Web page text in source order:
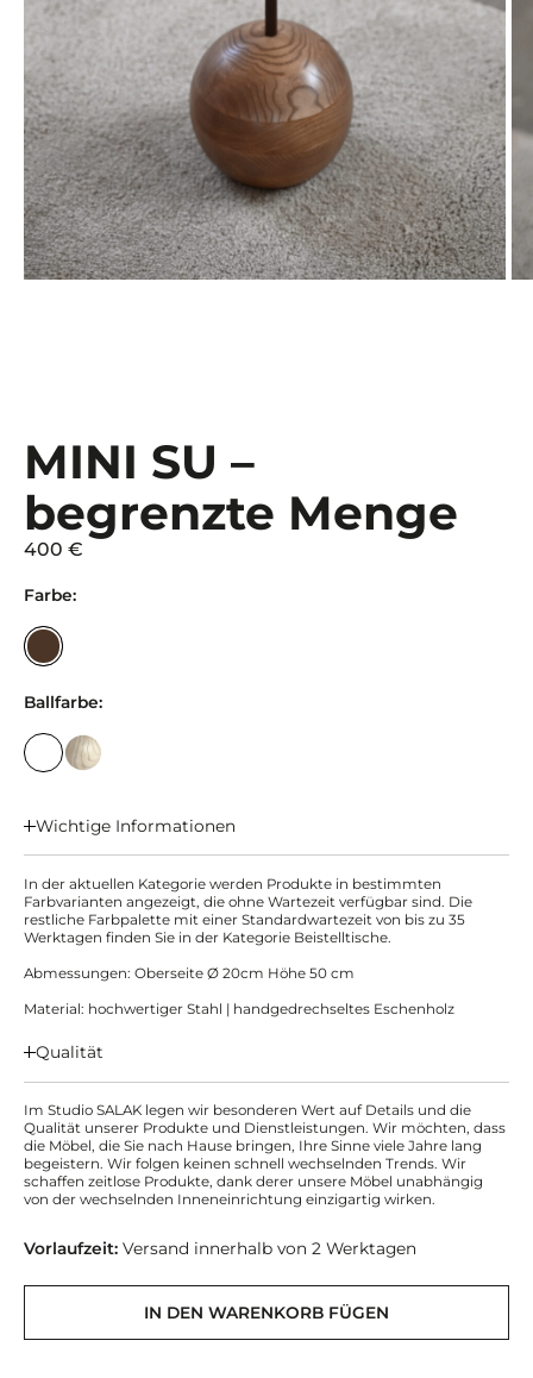
MINI SU –
begrenzte Menge
400 €
Farbe:
Ballfarbe:
Wichtige Informationen
In der aktuellen Kategorie werden Produkte in bestimmten
Farbvarianten angezeigt, die ohne Wartezeit verfügbar sind. Die
restliche Farbpalette mit einer Standardwartezeit von bis zu 35
Werktagen finden Sie in der Kategorie Beistelltische.
Abmessungen: Oberseite Ø 20cm Höhe 50 cm
Material: hochwertiger Stahl | handgedrechseltes Eschenholz
Qualität
Im Studio SALAK legen wir besonderen Wert auf Details und die
Qualität unserer Produkte und Dienstleistungen. Wir möchten, dass
die Möbel, die Sie nach Hause bringen, Ihre Sinne viele Jahre lang
begeistern. Wir folgen keinen schnell wechselnden Trends. Wir
schaffen zeitlose Produkte, dank derer unsere Möbel unabhängig
von der wechselnden Inneneinrichtung einzigartig wirken.
Vorlaufzeit:Versand innerhalb von 2 Werktagen
IN DEN WARENKORB FÜGEN